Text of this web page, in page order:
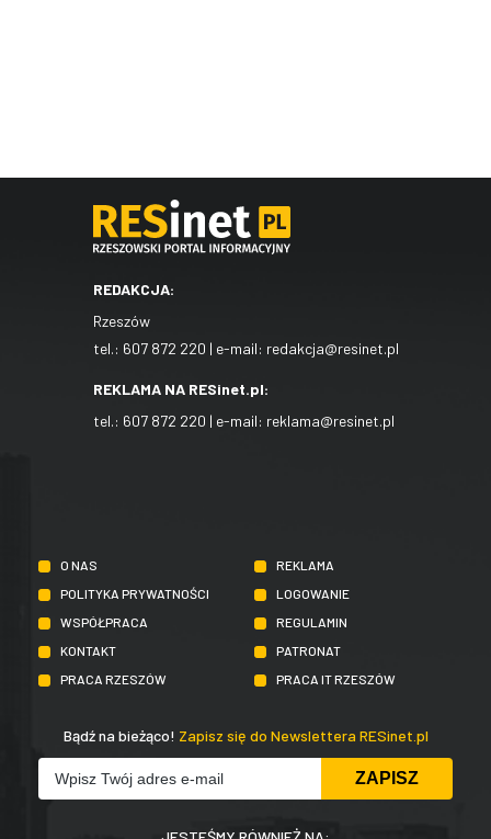
REDAKCJA:
Rzeszów
tel.: 607 872 220 | e-mail: redakcja@resinet.pl
REKLAMA NA RESinet.pl:
tel.: 607 872 220 | e-mail: reklama@resinet.pl
O NAS
REKLAMA
POLITYKA PRYWATNOŚCI
LOGOWANIE
WSPÓŁPRACA
REGULAMIN
KONTAKT
PATRONAT
PRACA RZESZÓW
PRACA IT RZESZÓW
Bądź na bieżąco! Zapisz się do Newslettera RESinet.pl